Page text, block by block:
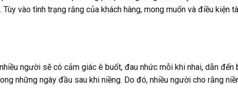
vào tình trạng răng của khách hàng, mong muốn và điều kiện
người sẽ có cảm giác ê buốt, đau nhức mỗi khi nhai, dẫn
những ngày đầu sau khi niềng. Do đó, nhiều người cho rằng